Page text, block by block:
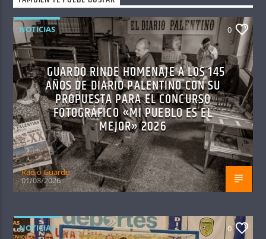
NOTICIAS 0
GUARDO RINDE HOMENAJE A LOS 145
AÑOS DE DIARIO PALENTINO CON SU
PROPUESTA PARA EL CONCURSO
FOTOGRÁFICO «MI PUEBLO ES EL
MEJOR» 2026
Radio Guardo
01/08/2026
NOTICIAS 0